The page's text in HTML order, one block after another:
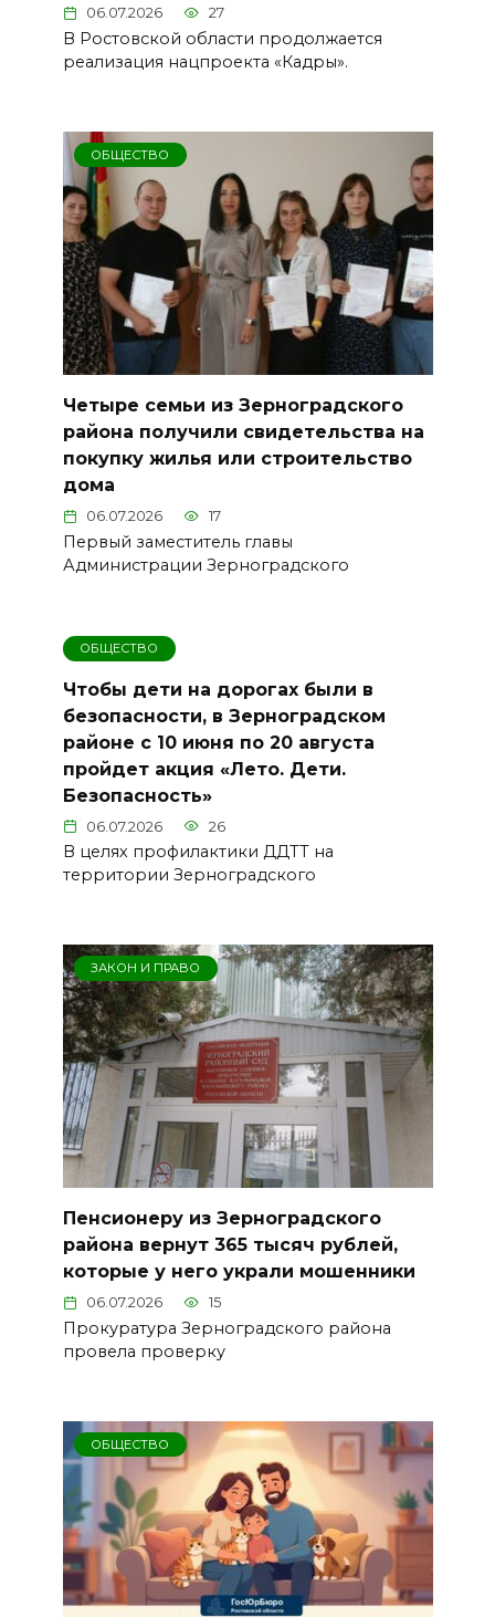
06.07.2026 27
В Ростовской области продолжается
реализация нацпроекта «Кадры».
ОБЩЕСТВО
Четыре семьи из Зерноградского
района получили свидетельства на
покупку жилья или строительство
дома
06.07.2026 17
Первый заместитель главы
Администрации Зерноградского
ОБЩЕСТВО
Чтобы дети на дорогах были в
безопасности, в Зерноградском
районе с 10 июня по 20 августа
пройдет акция «Лето. Дети.
Безопасность»
06.07.2026 26
В целях профилактики ДДТТ на
территории Зерноградского
ЗАКОН И ПРАВО
Пенсионеру из Зерноградского
района вернут 365 тысяч рублей,
которые у него украли мошенники
06.07.2026 15
Прокуратура Зерноградского района
провела проверку
ОБЩЕСТВО